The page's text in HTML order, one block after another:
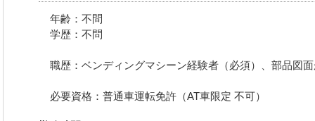
年齢：不問
学歴：不問
職歴：ベンディングマシーン経験者（必須）、部品図
必要資格：普通車運転免許（AT車限定 不可）